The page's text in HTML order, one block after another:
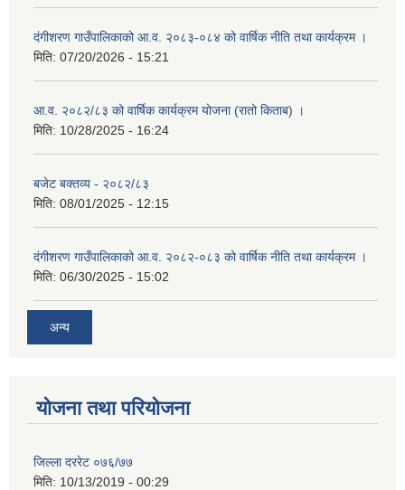
दंगीशरण गाउँपालिकाको आ.व. २०८३-०८४ को वार्षिक नीति तथा कार्यक्रम ।
मिति: 07/20/2026 - 15:21
आ.व. २०८२/८३ को वार्षिक कार्यक्रम योजना (रातो किताब) ।
मिति: 10/28/2025 - 16:24
बजेट बक्तव्य - २०८२/८३
मिति: 08/01/2025 - 12:15
दंगीशरण गाउँपालिकाको आ.व. २०८२-०८३ को वार्षिक नीति तथा कार्यक्रम ।
मिति: 06/30/2025 - 15:02
अन्य
योजना तथा परियोजना
जिल्ला दररेट ०७६/७७
मिति: 10/13/2019 - 00:29